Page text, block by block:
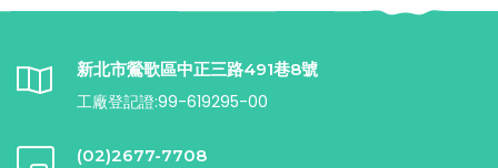
新北市鶯歌區中正三路491巷8號
工廠登記證:99-619295-00
(02)2677-7708